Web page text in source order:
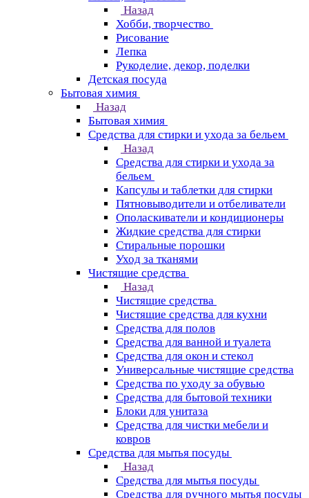
Назад
Хобби, творчество
Рисование
Лепка
Рукоделие, декор, поделки
Детская посуда
Бытовая химия
Назад
Бытовая химия
Средства для стирки и ухода за бельем
Назад
Средства для стирки и ухода за
бельем
Капсулы и таблетки для стирки
Пятновыводители и отбеливатели
Ополаскиватели и кондиционеры
Жидкие средства для стирки
Стиральные порошки
Уход за тканями
Чистящие средства
Назад
Чистящие средства
Чистящие средства для кухни
Средства для полов
Средства для ванной и туалета
Средства для окон и стекол
Универсальные чистящие средства
Средства по уходу за обувью
Средства для бытовой техники
Блоки для унитаза
Средства для чистки мебели и
ковров
Средства для мытья посуды
Назад
Средства для мытья посуды
Средства для ручного мытья посуды